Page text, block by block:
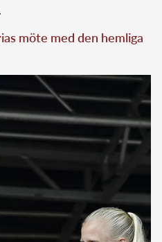
möte med den hemliga